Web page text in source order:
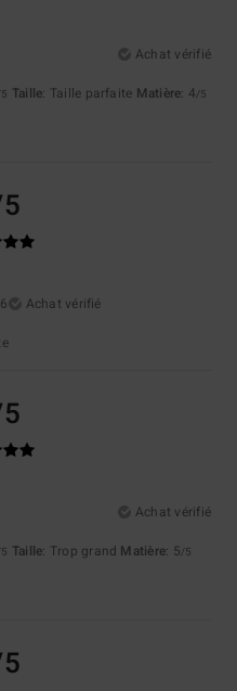
Achat vérifié
Taille: Taille parfaite Matière: 4/5
Achat vérifié
Achat vérifié
Taille: Trop grand Matière: 5/5